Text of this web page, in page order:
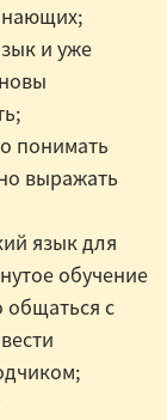
и уже
понимать
выражать
язык для
обучение
с